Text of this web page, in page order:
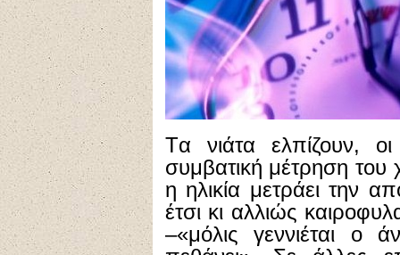
Tα νιάτα ελπίζουν,
συμβατική μέτρηση
η ηλικία μετράει την
έτσι κι αλλιώς
–«μόλις γεννιέται ο